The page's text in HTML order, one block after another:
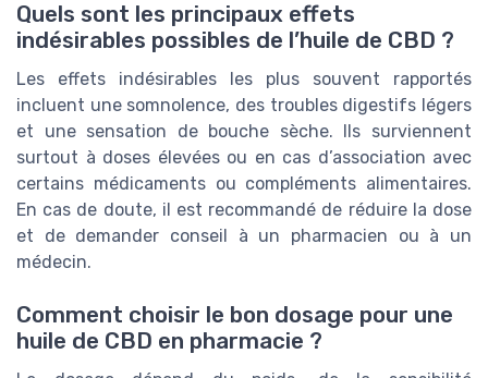
Quels sont les principaux effets
indésirables possibles de l’huile de CBD ?
Les effets indésirables les plus souvent rapportés
incluent une somnolence, des troubles digestifs légers
et une sensation de bouche sèche. Ils surviennent
surtout à doses élevées ou en cas d’association avec
certains médicaments ou compléments alimentaires.
En cas de doute, il est recommandé de réduire la dose
et de demander conseil à un pharmacien ou à un
médecin.
Comment choisir le bon dosage pour une
huile de CBD en pharmacie ?